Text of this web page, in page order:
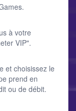
à votre
VIP".
et choisissez le
prend en
ou de débit.